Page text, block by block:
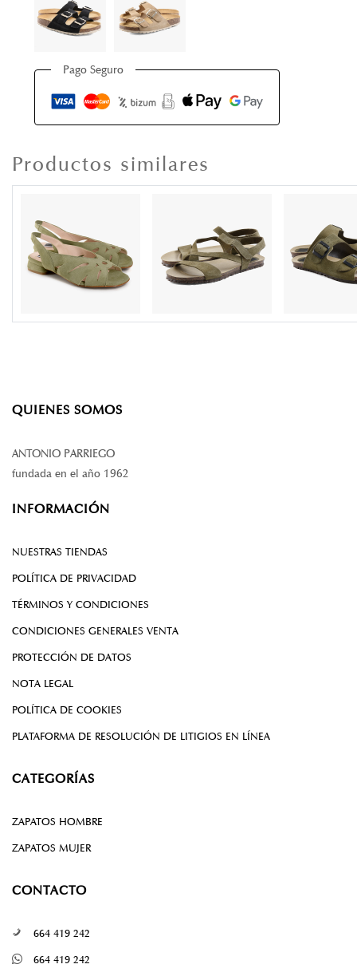
Pago Seguro
Productos similares
QUIENES SOMOS
ANTONIO PARRIEGO
fundada en el año 1962
INFORMACIÓN
NUESTRAS TIENDAS
POLÍTICA DE PRIVACIDAD
TÉRMINOS Y CONDICIONES
CONDICIONES GENERALES VENTA
PROTECCIÓN DE DATOS
NOTA LEGAL
POLÍTICA DE COOKIES
PLATAFORMA DE RESOLUCIÓN DE LITIGIOS EN LÍNEA
CATEGORÍAS
ZAPATOS HOMBRE
ZAPATOS MUJER
CONTACTO
664 419 242
664 419 242